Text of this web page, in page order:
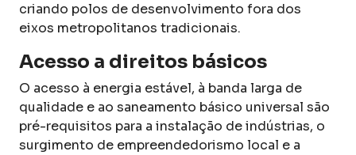
criando polos de desenvolvimento fora dos
eixos metropolitanos tradicionais.
Acesso a direitos básicos
O acesso à energia estável, à banda larga de
qualidade e ao saneamento básico universal são
pré-requisitos para a instalação de indústrias, o
surgimento de empreendedorismo local e a